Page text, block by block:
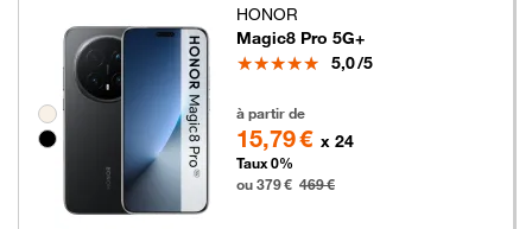
Groupe de couleurs disponibles non sélectionnables
HONOR
Magic8 Pro 5G+
Note
5,0/5
à partir de
15,79 € x 24
Taux 0%
ou 379 € 469 €